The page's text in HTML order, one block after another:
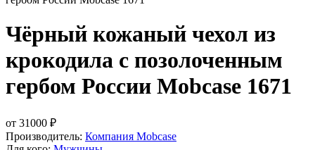
Чёрный кожаный чехол из
крокодила с позолоченным
гербом России Mobcase 1671
от 31000 ₽
Производитель: Компания Mobcase